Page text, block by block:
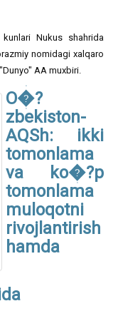
Nukus shahrida
nomidagi xalqaro
AA muxbiri.
O�?
zbekiston-
AQSh: ikki
tomonlama
va ko�?p
tomonlama
muloqotni
rivojlantirish
hamda